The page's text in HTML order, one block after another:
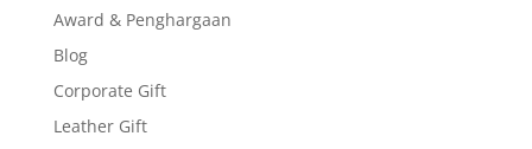
Award & Penghargaan
Blog
Corporate Gift
Leather Gift